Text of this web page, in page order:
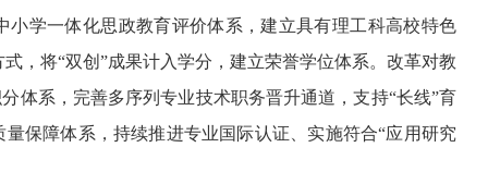
学一体化思政教育评价体系，建立具有理工科高校特色
，将“双创”成果计入学分，建立荣誉学位体系。改革对教
体系，完善多序列专业技术职务晋升通道，支持“长线”育
保障体系，持续推进专业国际认证、实施符合“应用研究